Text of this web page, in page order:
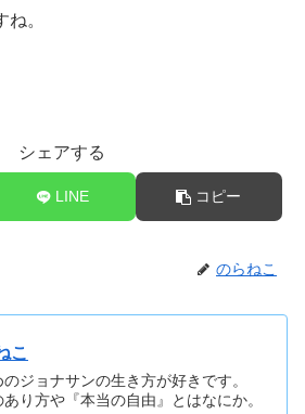
。
シェアする
LINE コピー
のらねこ
こ
ジョナサンの生き方が好きです。
り方や『本当の自由』とはなにか。